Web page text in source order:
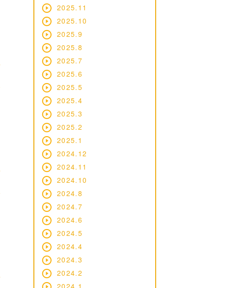
2025.11
2025.10
2025.9
2025.8
2025.7
2025.6
2025.5
2025.4
2025.3
2025.2
2025.1
2024.12
2024.11
2024.10
2024.8
2024.7
2024.6
2024.5
2024.4
2024.3
2024.2
2024.1